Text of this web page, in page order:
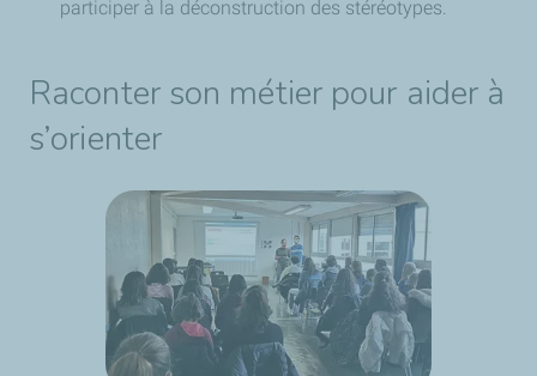
participer à la déconstruction des stéréotypes.
Raconter son métier pour aider à
s’orienter